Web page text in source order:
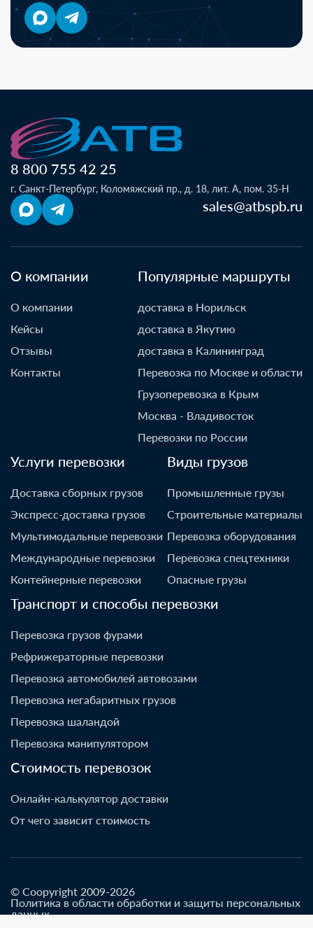
8 800 755 42 25
г. Санкт-Петербург, Коломяжский пр., д. 18, лит. А, пом. 35-Н
sales@atbspb.ru
О компании
О компании
Кейсы
Отзывы
Контакты
Популярные маршруты
доставка в Норильск
доставка в Якутию
доставка в Калининград
Перевозка по Москве и области
Грузоперевозка в Крым
Москва - Владивосток
Перевозки по России
Услуги перевозки
Доставка сборных грузов
Экспресс-доставка грузов
Мультимодальные перевозки
Международные перевозки
Контейнерные перевозки
Виды грузов
Промышленные грузы
Строительные материалы
Перевозка оборудования
Перевозка спецтехники
Опасные грузы
Транспорт и способы перевозки
Перевозка грузов фурами
Рефрижераторные перевозки
Перевозка автомобилей автовозами
Перевозка негабаритных грузов
Перевозка шаландой
Перевозка манипулятором
Стоимость перевозок
Онлайн-калькулятор доставки
От чего зависит стоимость
© Coopyright 2009-2026
Политика в области обработки и защиты персональных
данных